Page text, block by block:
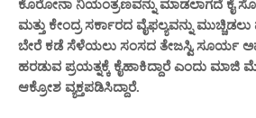
ಕೊರೋನಾ ನಿಯಂತ್ರಣವನ್ನು ಮಾಡಲಾಗದೆ ಕೈ
ಮತ್ತು ಕೇಂದ್ರ ಸರ್ಕಾರದ ವೈಫಲ್ಯವನ್ನು
ಬೇರೆ ಕಡೆ ಸೆಳೆಯಲು ಸಂಸದ ತೇಜಸ್ವಿ ಸೂರ್ಯ
ಹರಡುವ ಪ್ರಯತ್ನಕ್ಕೆ ಕೈಹಾಕಿದ್ದಾರೆ ಎಂದು
ಆಕ್ರೋಶ ವ್ಯಕ್ತಪಡಿಸಿದ್ದಾರೆ.